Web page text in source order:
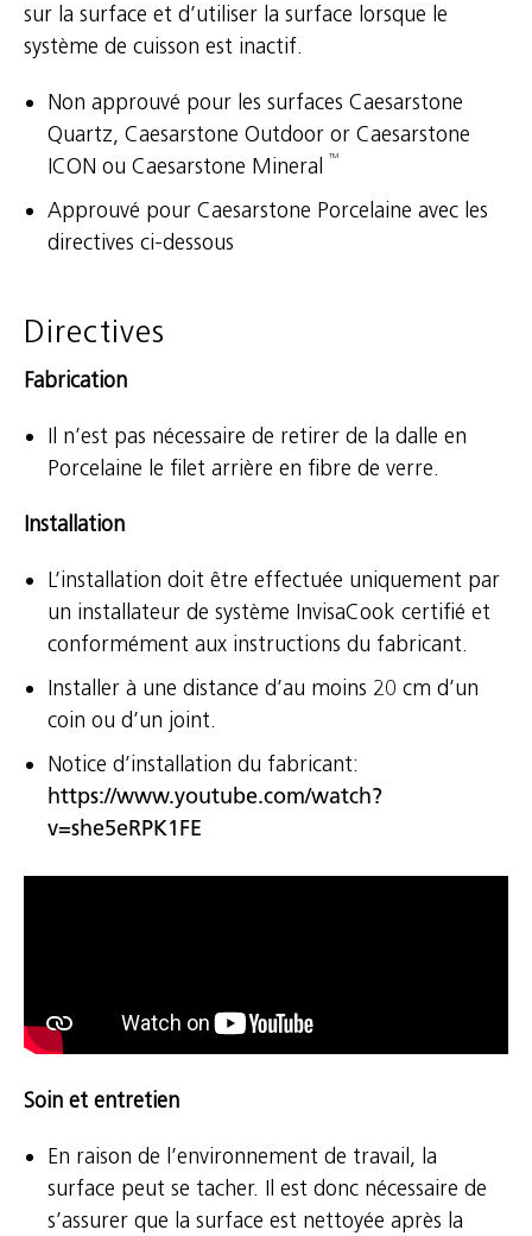
sur la surface et d’utiliser la surface lorsque le
système de cuisson est inactif.
Non approuvé pour les surfaces Caesarstone
Quartz, Caesarstone Outdoor or Caesarstone
ICON ou Caesarstone Mineral
TM
Approuvé pour Caesarstone Porcelaine avec les
directives ci-dessous
Directives
Fabrication
Il n’est pas nécessaire de retirer de la dalle en
Porcelaine le filet arrière en fibre de verre.
Installation
L’installation doit être effectuée uniquement par
un installateur de système InvisaCook certifié et
conformément aux instructions du fabricant.
Installer à une distance d’au moins 20 cm d’un
coin ou d’un joint.
Notice d’installation du fabricant:
https://www.youtube.com/watch?
v=she5eRPK1FE
Soin et entretien
En raison de l’environnement de travail, la
surface peut se tacher. Il est donc nécessaire de
s’assurer que la surface est nettoyée après la